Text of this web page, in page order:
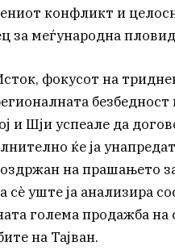
конфликт и
за меѓународна
фокусот на
и Шји успеале да
ќе ја
на прашањето
уште ја анализира
голема продажба
на Тајван.